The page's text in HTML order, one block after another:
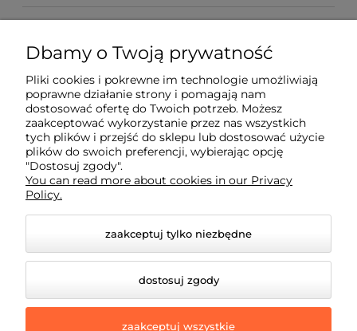
Informacje
O nas
Dbamy o Twoją prywatność
Pliki cookies i pokrewne im technologie umożliwiają
poprawne działanie strony i pomagają nam
dostosować ofertę do Twoich potrzeb. Możesz
zaakceptować wykorzystanie przez nas wszystkich
tych plików i przejść do sklepu lub dostosować użycie
plików do swoich preferencji, wybierając opcję
"Dostosuj zgody".
You can read more about cookies in our Privacy
Policy.
zaakceptuj tylko niezbędne
dostosuj zgody
zaakceptuj wszystkie